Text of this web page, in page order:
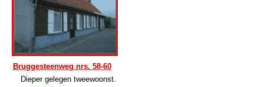
Bruggesteenweg nrs. 58-60
Dieper gelegen tweewoonst.